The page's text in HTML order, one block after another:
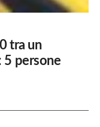
tra un
5 persone